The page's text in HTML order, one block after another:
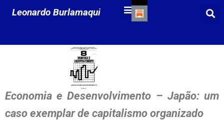
Leonardo Burlamaqui
Economia e Desenvolvimento – Japão: um
caso exemplar de capitalismo organizado